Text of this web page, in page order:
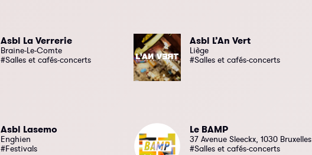
Asbl La Verrerie
Braine-Le-Comte
#Salles et cafés-concerts
Asbl L’An Vert
Liège
#Salles et cafés-concerts
Asbl Lasemo
Enghien
#Festivals
Le BAMP
37 Avenue Sleeckx, 1030 Bruxelles
#Salles et cafés-concerts